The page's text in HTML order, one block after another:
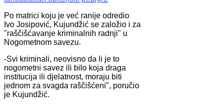
Po matrici koju je već ranije odredio
Ivo Josipović, Kujundžić se založio i za
"raščišćavanje kriminalnih radnji" u
Nogometnom savezu.
-Svi kriminali, neovisno da li je to
nogometni savez ili bilo koja draga
institucija ili djelatnost, moraju biti
jednom za svagda raščišćeni", poručio
je Kujundžić.